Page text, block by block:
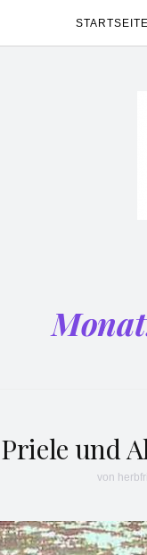
STARTSEITE
Priele und
von